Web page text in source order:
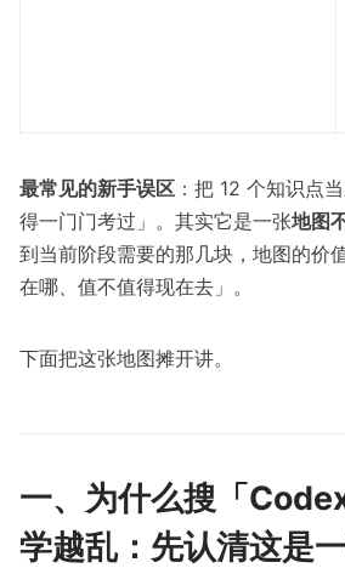
最常见的新手误区 ：把 12 个知识点
得一门门考过」。其实它是一张地图
到当前阶段需要的那几块，地图的价
在哪、值不值得现在去」。
下面把这张地图摊开讲。
一、为什么搜「
学越乱：先认清这是